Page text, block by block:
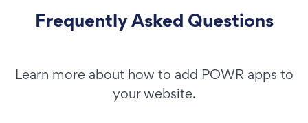
Frequently Asked Questions
Learn more about how to add POWR apps to
your website.